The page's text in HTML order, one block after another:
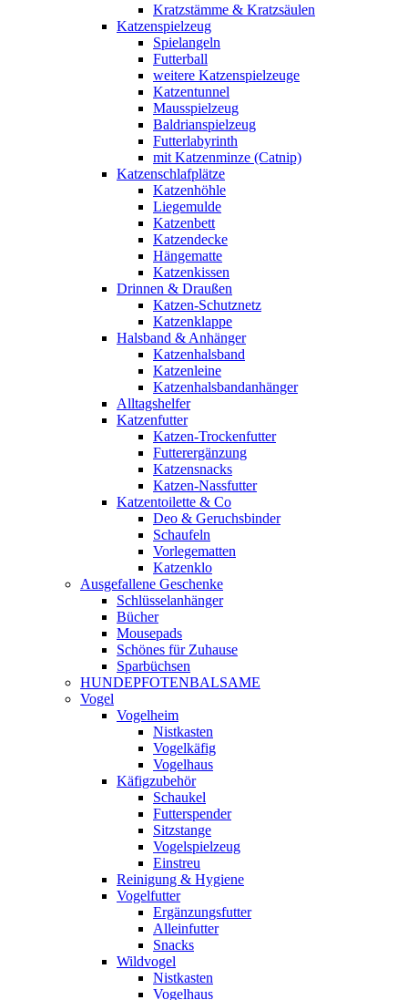
Kratzstämme & Kratzsäulen
Katzenspielzeug
Spielangeln
Futterball
weitere Katzenspielzeuge
Katzentunnel
Mausspielzeug
Baldrianspielzeug
Futterlabyrinth
mit Katzenminze (Catnip)
Katzenschlafplätze
Katzenhöhle
Liegemulde
Katzenbett
Katzendecke
Hängematte
Katzenkissen
Drinnen & Draußen
Katzen-Schutznetz
Katzenklappe
Halsband & Anhänger
Katzenhalsband
Katzenleine
Katzenhalsbandanhänger
Alltagshelfer
Katzenfutter
Katzen-Trockenfutter
Futterergänzung
Katzensnacks
Katzen-Nassfutter
Katzentoilette & Co
Deo & Geruchsbinder
Schaufeln
Vorlegematten
Katzenklo
Ausgefallene Geschenke
Schlüsselanhänger
Bücher
Mousepads
Schönes für Zuhause
Sparbüchsen
HUNDEPFOTENBALSAME
Vogel
Vogelheim
Nistkasten
Vogelkäfig
Vogelhaus
Käfigzubehör
Schaukel
Futterspender
Sitzstange
Vogelspielzeug
Einstreu
Reinigung & Hygiene
Vogelfutter
Ergänzungsfutter
Alleinfutter
Snacks
Wildvogel
Nistkasten
Vogelhaus